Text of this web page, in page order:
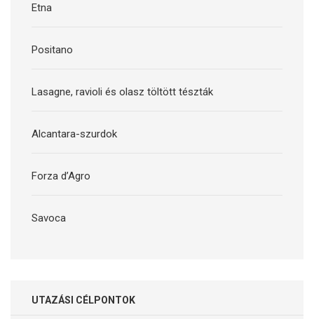
Etna
Positano
Lasagne, ravioli és olasz töltött tészták
Alcantara-szurdok
Forza d’Agro
Savoca
UTAZÁSI CÉLPONTOK